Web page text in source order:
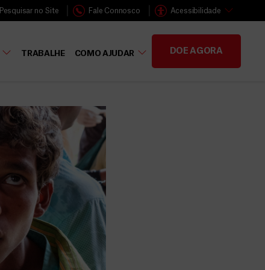
Pesquisar no Site Fale Connosco Acessibilidade
TRABALHE COMO AJUDAR DOE AGORA